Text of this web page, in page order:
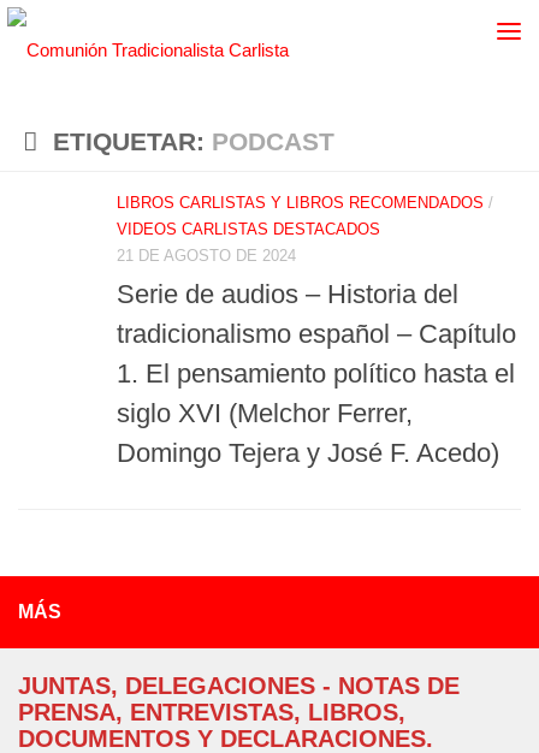
ETIQUETAR: PODCAST
LIBROS CARLISTAS Y LIBROS RECOMENDADOS /
VIDEOS CARLISTAS DESTACADOS
21 DE AGOSTO DE 2024
Serie de audios – Historia del
tradicionalismo español – Capítulo
1. El pensamiento político hasta el
siglo XVI (Melchor Ferrer,
Domingo Tejera y José F. Acedo)
MÁS
JUNTAS, DELEGACIONES - NOTAS DE
PRENSA, ENTREVISTAS, LIBROS,
DOCUMENTOS Y DECLARACIONES.